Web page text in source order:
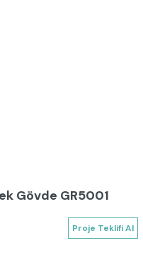
Gövde GR5001
Proje Teklifi Al